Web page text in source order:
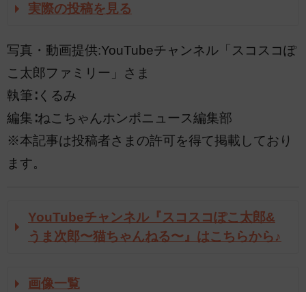
実際の投稿を見る
写真・動画提供:YouTubeチャンネル「スコスコぽ
こ太郎ファミリー」さま
執筆∶くるみ
編集∶ねこちゃんホンポニュース編集部
※本記事は投稿者さまの許可を得て掲載しており
ます。
YouTubeチャンネル『スコスコぽこ太郎&
うま次郎〜猫ちゃんねる〜』はこちらから♪
画像一覧